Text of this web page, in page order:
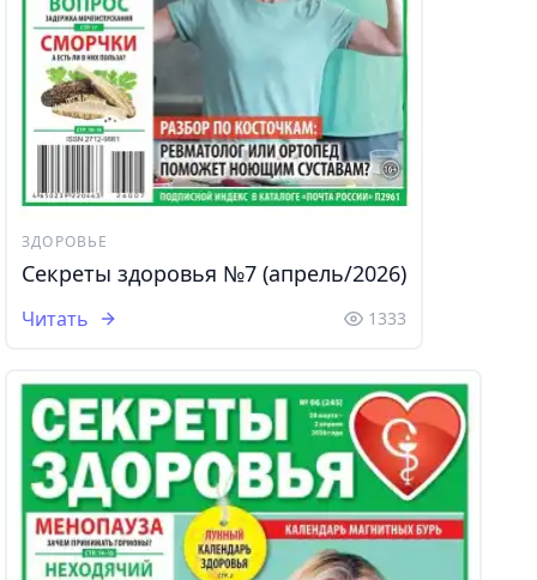
ЗДОРОВЬЕ
Секреты здоровья №7 (апрель/2026)
Читать 1333